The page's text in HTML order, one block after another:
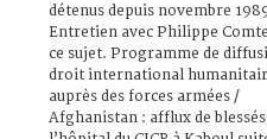
détenus depuis novembre
Entretien avec Philippe
ce sujet. Programme de
droit international
auprès des forces armées /
Afghanistan : afflux de